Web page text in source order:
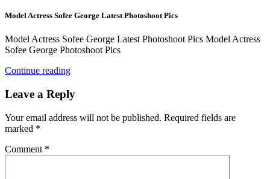
Model Actress Sofee George Latest Photoshoot Pics
Model Actress Sofee George Latest Photoshoot Pics Model Actress
Sofee George Photoshoot Pics
Continue reading
Leave a Reply
Your email address will not be published. Required fields are
marked *
Comment *